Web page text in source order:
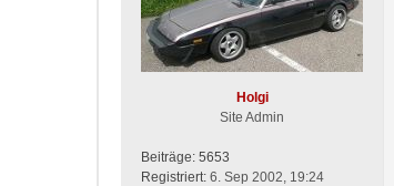
Holgi
Site Admin
Beiträge: 5653
Registriert: 6. Sep 2002, 19:24